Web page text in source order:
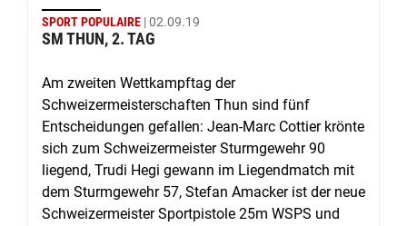
SPORT POPULAIRE | 02.09.19
SM THUN, 2. TAG
Am zweiten Wettkampftag der
Schweizermeisterschaften Thun sind fünf
Entscheidungen gefallen: Jean-Marc Cottier krönte
sich zum Schweizermeister Sturmgewehr 90
liegend, Trudi Hegi gewann im Liegendmatch mit
dem Sturmgewehr 57, Stefan Amacker ist der neue
Schweizermeister Sportpistole 25m WSPS und